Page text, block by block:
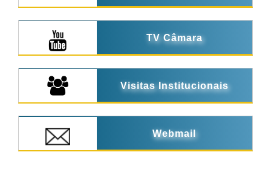
TV Câmara
Visitas Institucionais
Webmail